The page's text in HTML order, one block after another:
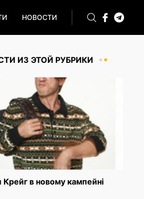
НОВОСТИ
ИЗ ЭТОЙ РУБРИКИ
Крейг в новому кампейні